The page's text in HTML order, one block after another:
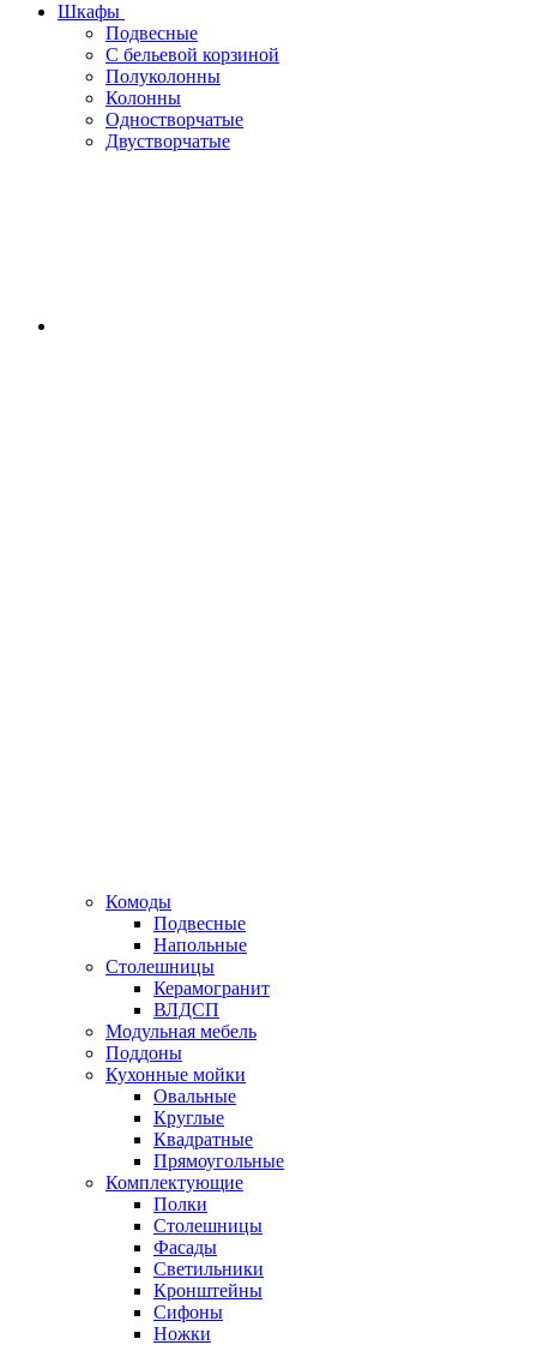
Шкафы
Подвесные
С бельевой корзиной
Полуколонны
Колонны
Одностворчатые
Двустворчатые
Комоды
Подвесные
Напольные
Столешницы
Керамогранит
ВЛДСП
Модульная мебель
Поддоны
Кухонные мойки
Овальные
Круглые
Квадратные
Прямоугольные
Комплектующие
Полки
Столешницы
Фасады
Светильники
Кронштейны
Сифоны
Ножки